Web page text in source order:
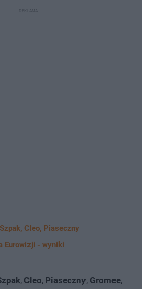
Cleo, Piaseczny
Eurowizji - wyniki
, Cleo, Piaseczny, Gromee,